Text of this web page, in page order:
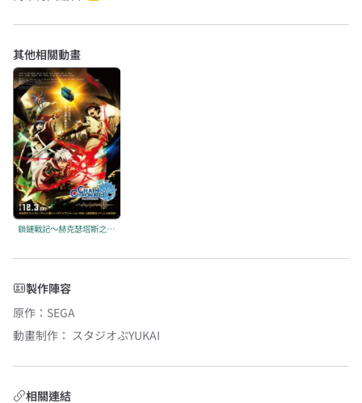
其他相關動畫
鎖鏈戰記～赫克瑟塔斯之光～第1章
製作陣容
原作 ： SEGA
動畫制作： スタジオぷYUKAI
相關連結